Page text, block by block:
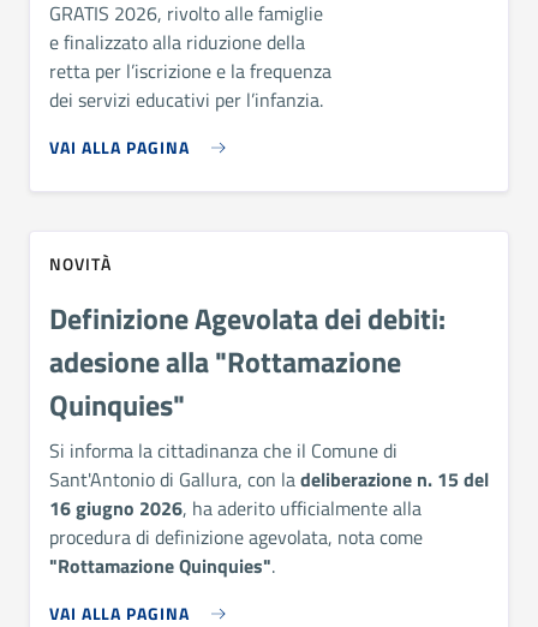
GRATIS 2026, rivolto alle famiglie
e finalizzato alla riduzione della
retta per l’iscrizione e la frequenza
dei servizi educativi per l’infanzia.
VAI ALLA PAGINA
NOVITÀ
Definizione Agevolata dei debiti:
adesione alla "Rottamazione
Quinquies"
Si informa la cittadinanza che il Comune di
Sant'Antonio di Gallura, con ladeliberazione n. 15 del
16 giugno 2026, ha aderito ufficialmente alla
procedura di definizione agevolata, nota come
"Rottamazione Quinquies".
VAI ALLA PAGINA